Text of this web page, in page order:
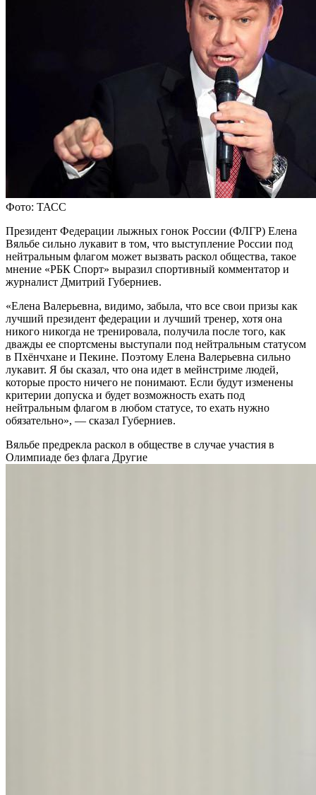
Фото: ТАСС
Президент Федерации лыжных гонок России (ФЛГР) Елена
Вяльбе сильно лукавит в том, что выступление России под
нейтральным флагом может вызвать раскол общества, такое
мнение «РБК Спорт» выразил спортивный комментатор и
журналист Дмитрий Губерниев.
«Елена Валерьевна, видимо, забыла, что все свои призы как
лучший президент федерации и лучший тренер, хотя она
никого никогда не тренировала, получила после того, как
дважды ее спортсмены выступали под нейтральным статусом
в Пхёнчхане и Пекине. Поэтому Елена Валерьевна сильно
лукавит. Я бы сказал, что она идет в мейнстриме людей,
которые просто ничего не понимают. Если будут изменены
критерии допуска и будет возможность ехать под
нейтральным флагом в любом статусе, то ехать нужно
обязательно», — сказал Губерниев.
Вяльбе предрекла раскол в обществе в случае участия в
Олимпиаде без флага Другие